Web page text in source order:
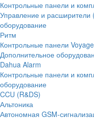
Контрольные панели и
Управление и расширители
оборудование
Ритм
Контрольные панели
Дополнительное
Dahua Alarm
Контрольные панели и
оборудование
CCU (R&DS)
Альтоника
Автономная GSM-